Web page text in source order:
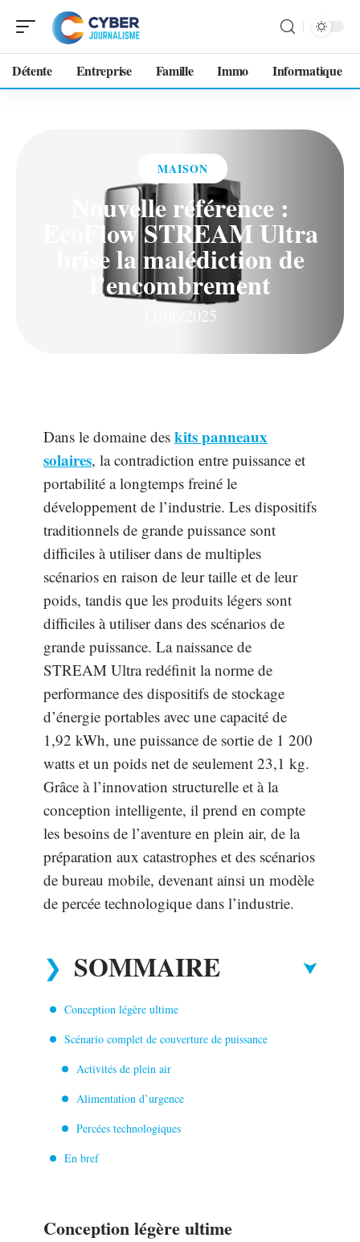
Détente Entreprise Famille Immo Informatique
MAISON
Nouvelle référence :
EcoFlow STREAM Ultra
brise la malédiction de
l’encombrement
11/06/2025
Dans le domaine des kits panneaux
solaires, la contradiction entre puissance et
portabilité a longtemps freiné le
développement de l’industrie. Les dispositifs
traditionnels de grande puissance sont
difficiles à utiliser dans de multiples
scénarios en raison de leur taille et de leur
poids, tandis que les produits légers sont
difficiles à utiliser dans des scénarios de
grande puissance. La naissance de
STREAM Ultra redéfinit la norme de
performance des dispositifs de stockage
d’énergie portables avec une capacité de
1,92 kWh, une puissance de sortie de 1 200
watts et un poids net de seulement 23,1 kg.
Grâce à l’innovation structurelle et à la
conception intelligente, il prend en compte
les besoins de l’aventure en plein air, de la
préparation aux catastrophes et des scénarios
de bureau mobile, devenant ainsi un modèle
de percée technologique dans l’industrie.
SOMMAIRE
Conception légère ultime
Scénario complet de couverture de puissance
Activités de plein air
Alimentation d’urgence
Percées technologiques
En bref
Conception légère ultime